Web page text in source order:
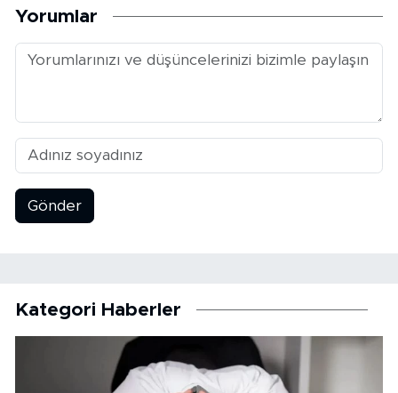
Yorumlar
Gönder
Kategori Haberler